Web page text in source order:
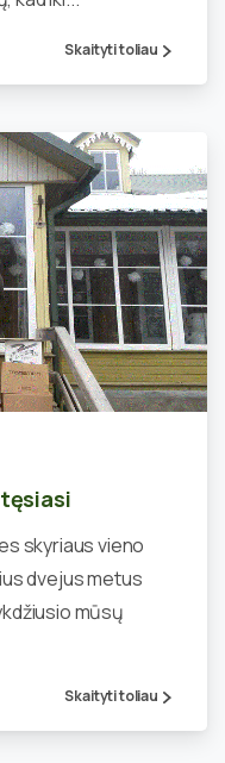
Skaityti toliau
2
skyriaus vieno
dvejus metus
mūsų
Skaityti toliau